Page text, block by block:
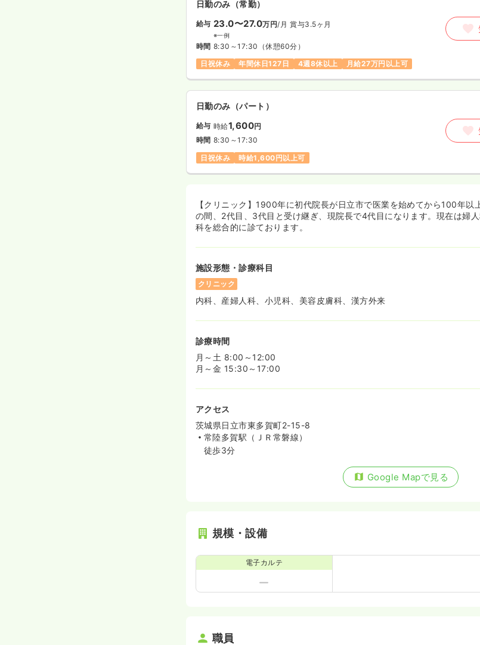
日勤のみ（常勤）
給与 23.0〜27.0万円/月 賞与3.5ヶ月
※一例
時間 8:30～17:30 （休憩60分）
日祝休み
年間休日127日 4週8休以上 月給27万円以上可
日勤のみ（パート）
給与 時給1,600円
時間 8:30～17:30
日祝休み
時給1,600円以上可
【クリニック】1900年に初代院長が日立市で医業を始めてから100年以
の間、2代目、3代目と受け継ぎ、現院長で4代目になります。現在は婦
科を総合的に診ております。
施設形態・診療科目
クリニック
内科、産婦人科、小児科、美容皮膚科、漢方外来
診療時間
月～土 8:00～12:00
月～金 15:30～17:00
アクセス
茨城県日立市東多賀町2-15-8
常陸多賀駅（ＪＲ常磐線）
徒歩3分
Google Mapで見る
規模・設備
電子カルテ
職員